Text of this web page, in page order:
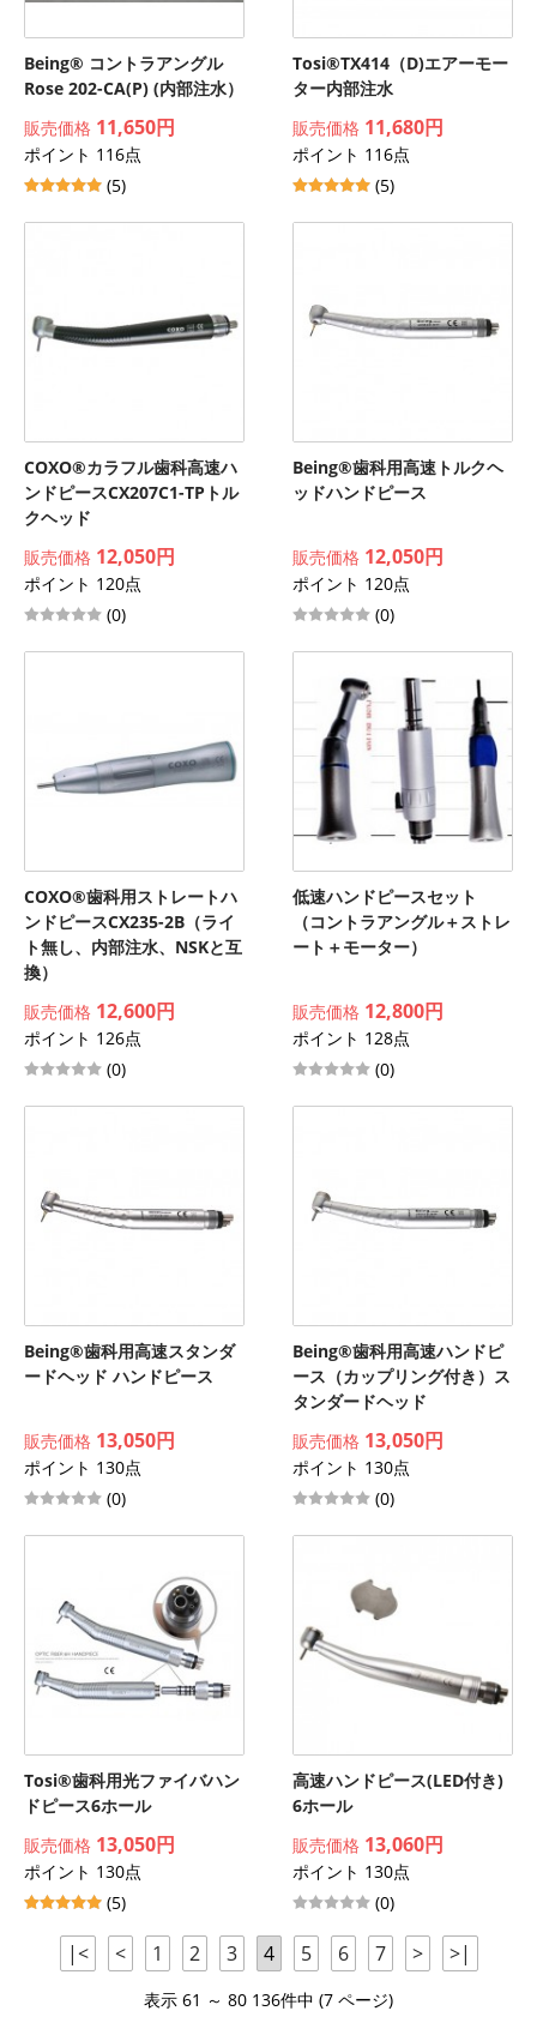
Being® コントラアングル
Rose 202-CA(P) (内部注水）
販売価格 11,650円
ポイント 116点
(5)
Tosi®TX414（D)エアーモー
ター内部注水
販売価格 11,680円
ポイント 116点
(5)
COXO®カラフル歯科高速ハ
ンドピースCX207C1-TPトル
クヘッド
販売価格 12,050円
ポイント 120点
(0)
Being®歯科用高速トルクヘ
ッドハンドピース
販売価格 12,050円
ポイント 120点
(0)
COXO®歯科用ストレートハ
ンドピースCX235-2B（ライ
ト無し、内部注水、NSKと互
換）
販売価格 12,600円
ポイント 126点
(0)
低速ハンドピースセット
（コントラアングル＋ストレ
ート＋モーター）
販売価格 12,800円
ポイント 128点
(0)
Being®歯科用高速スタンダ
ードヘッド ハンドピース
販売価格 13,050円
ポイント 130点
(0)
Being®歯科用高速ハンドピ
ース（カップリング付き）ス
タンダードヘッド
販売価格 13,050円
ポイント 130点
(0)
Tosi®歯科用光ファイバハン
ドピース6ホール
販売価格 13,050円
ポイント 130点
(5)
高速ハンドピース(LED付き)
6ホール
販売価格 13,060円
ポイント 130点
(0)
|< < 1 2 3 4 5 6 7 > >|
表示 61 ～ 80 136件中 (7 ページ)